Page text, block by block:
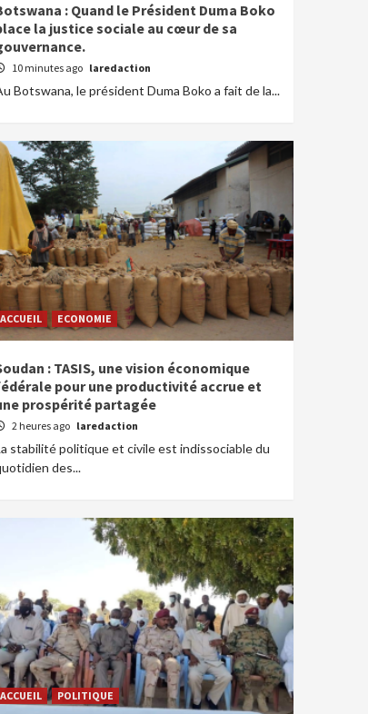
: Quand le Président Duma Boko
la justice sociale au cœur de sa
10 minutes ago laredaction
Botswana, le président Duma Boko a fait de la...
ACCUEIL ECONOMIE
: TASIS, une vision économique
pour une productivité accrue et
prospérité partagée
2 heures ago laredaction
stabilité politique et civile est indissociable du
des...
ACCUEIL POLITIQUE